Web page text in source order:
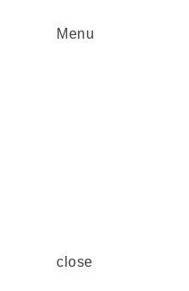
Menu
close